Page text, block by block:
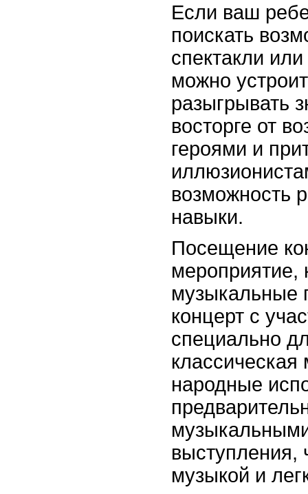
Если ваш
поискать
спектакли
можно
разыгрывать
восторге от
героями и
возможность
навыки.
Посещение
мероприятие,
музыкальные
концерт с
специально
народные
выступления,
музыкой и